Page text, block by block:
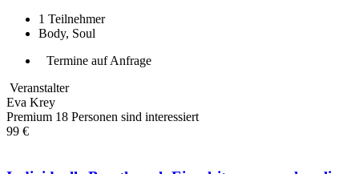
1 Teilnehmer
Body, Soul
Termine auf Anfrage
Veranstalter
Eva Krey
Premium 18 Personen sind interessiert
99 €